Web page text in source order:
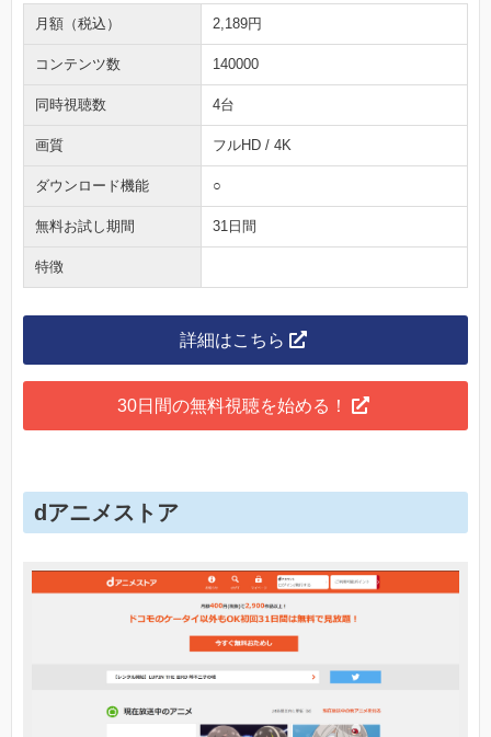
月額（税込） 2,189円
コンテンツ数 140000
同時視聴数 4台
画質 フルHD / 4K
ダウンロード機能 ○
無料お試し期間 31日間
特徴
詳細はこちら
30日間の無料視聴を始める！
dアニメストア